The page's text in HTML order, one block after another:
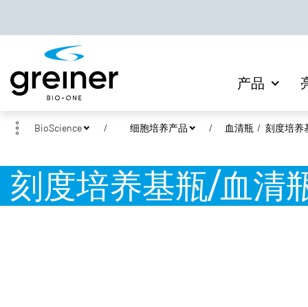
产品
BioScience 细胞培养产品 血清瓶 刻度培养
刻度培养基瓶/血清